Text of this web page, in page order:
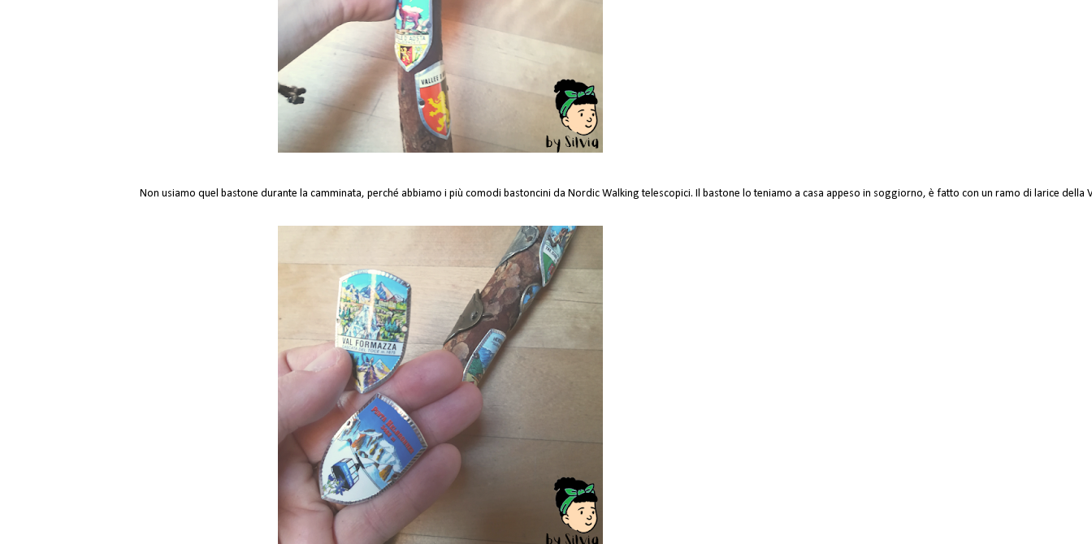
Non usiamo quel bastone durante la camminata, perché abbiamo i più comodi bastoncini da Nordic Walking telescopici. Il bastone lo teniamo a casa appeso in soggiorno, è fatto con un ramo di larice